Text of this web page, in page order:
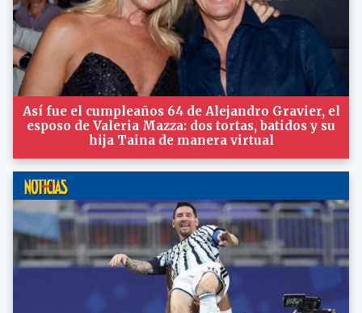
Así fue el cumpleaños 64 de Alejandro Gravier, el
esposo de Valeria Mazza: dos tortas, batidos y su
hija Taina de manera virtual